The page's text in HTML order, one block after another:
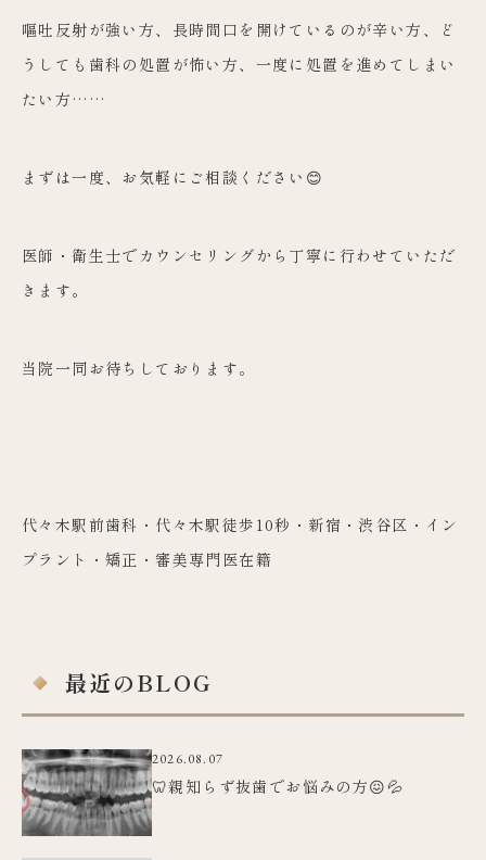
嘔吐反射が強い方、長時間口を開けているのが辛い方、ど
うしても歯科の処置が怖い方、一度に処置を進めてしまい
たい方……
まずは一度、お気軽にご相談ください😊
医師・衛生士でカウンセリングから丁寧に行わせていただ
きます。
当院一同お待ちしております。
代々木駅前歯科・代々木駅徒歩10秒・新宿・渋谷区・イン
プラント・矯正・審美専門医在籍
最近のBLOG
2026.08.07
🦷親知らず抜歯でお悩みの方😖💦